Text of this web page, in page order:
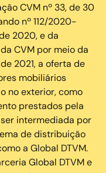
CVM nº 33, de 30
nº 112/2020-
2020, e da
CVM por meio da
2021, a oferta de
mobiliários
no exterior, como
prestados pela
intermediada por
de distribuição
a Global DTVM.
Global DTVM e